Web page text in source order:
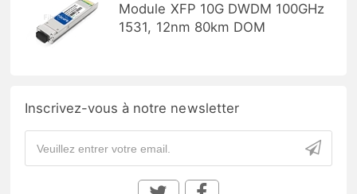
Module XFP 10G DWDM 100GHz
1531, 12nm 80km DOM
Inscrivez-vous à notre newsletter